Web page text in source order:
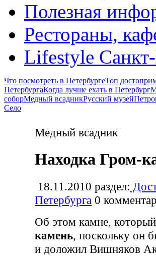
Полезная
Рестораны,
Lifestyle
Что посмотреть в ПетербургеТоп
ПетербургаКогда лучше ехать в Петербург
соборМедный всадникРусский музей
Село
Медный всадник
Находка Гром-
18.11.2010 раздел:
Петербурга 0
Об этом камне,
камень, поскольку он
и доложил Вишняков